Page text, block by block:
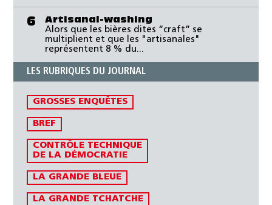
6
Artisanal-washing
Alors que les bières dites “craft” se
multiplient et que les "artisanales"
représentent 8 % du...
LES RUBRIQUES DU JOURNAL
GROSSES ENQUÊTES
BREF
CONTRÔLE TECHNIQUE
DE LA DÉMOCRATIE
LA GRANDE BLEUE
LA GRANDE TCHATCHE